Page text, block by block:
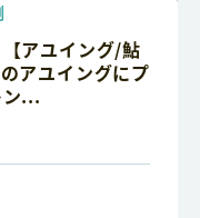
アユイング/鮎
アユイングにプ
...